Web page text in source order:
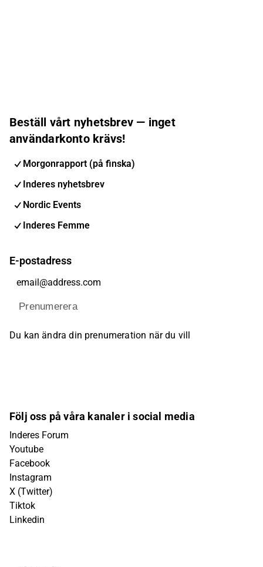
Beställ vårt nyhetsbrev — inget
användarkonto krävs!
Morgonrapport (på finska)
Inderes nyhetsbrev
Nordic Events
Inderes Femme
E-postadress
Prenumerera
Du kan ändra din prenumeration när du vill
Följ oss på våra kanaler i social media
Inderes Forum
Youtube
Facebook
Instagram
X (Twitter)
Tiktok
Linkedin